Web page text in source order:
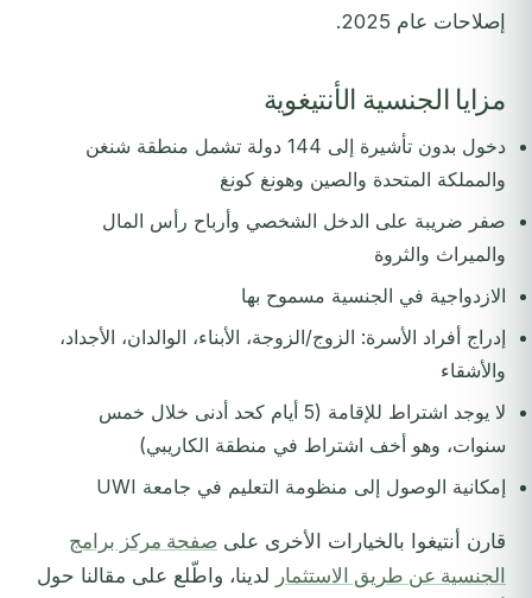
إصلاحات عام 2025.
مزايا الجنسية الأنتيغوية
دخول بدون تأشيرة إلى 144 دولة تشمل منطقة شنغن
والمملكة المتحدة والصين وهونغ كونغ
صفر ضريبة على الدخل الشخصي وأرباح رأس المال
والميراث والثروة
الازدواجية في الجنسية مسموح بها
إدراج أفراد الأسرة: الزوج/الزوجة، الأبناء، الوالدان، الأجداد،
والأشقاء
لا يوجد اشتراط للإقامة (5 أيام كحد أدنى خلال خمس
سنوات، وهو أخف اشتراط في منطقة الكاريبي)
إمكانية الوصول إلى منظومة التعليم في جامعة UWI
قارن أنتيغوا بالخيارات الأخرى على صفحة مركز برامج
الجنسية عن طريق الاستثمار لدينا، واطّلع على مقالنا حول